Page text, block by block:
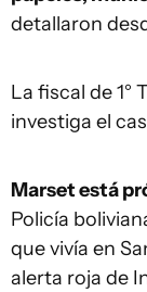
detallaron
La fiscal de 1°
investiga el
Marset está
Policía
que vivía en
alerta roja de